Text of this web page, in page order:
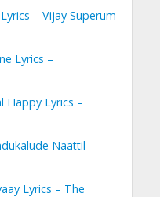
– Vijay Superum
Lyrics –
Happy Lyrics –
Naattil
Lyrics – The